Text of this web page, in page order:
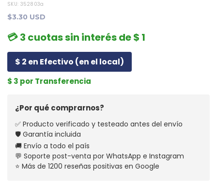
SKU: 352803a
$3.30 USD
💳 3 cuotas sin interés de $ 1
$ 2 en Efectivo (en el local)
$ 3 por Transferencia
¿Por qué comprarnos?
✅ Producto verificado y testeado antes del envío
🛡️ Garantía incluida
🚚 Envío a todo el país
💬 Soporte post-venta por WhatsApp e Instagram
⭐ Más de 1200 reseñas positivas en Google